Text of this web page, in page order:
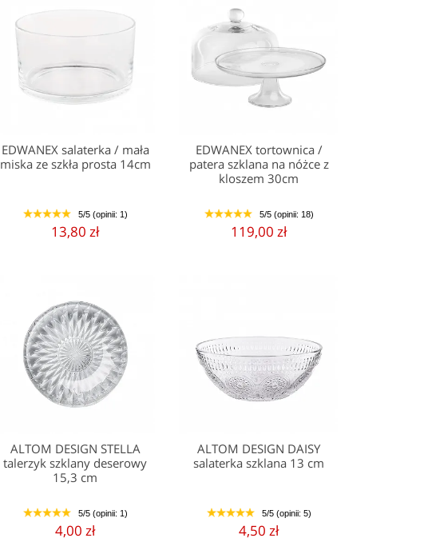
EDWANEX salaterka / mała
miska ze szkła prosta 14cm
1 2 3 4 5 5/5 (opinii: 1)
13,80 zł
EDWANEX tortownica /
patera szklana na nóżce z
kloszem 30cm
1 2 3 4 5 5/5 (opinii: 18)
119,00 zł
ALTOM DESIGN STELLA
talerzyk szklany deserowy
15,3 cm
1 2 3 4 5 5/5 (opinii: 1)
4,00 zł
ALTOM DESIGN DAISY
salaterka szklana 13 cm
1 2 3 4 5 5/5 (opinii: 5)
4,50 zł